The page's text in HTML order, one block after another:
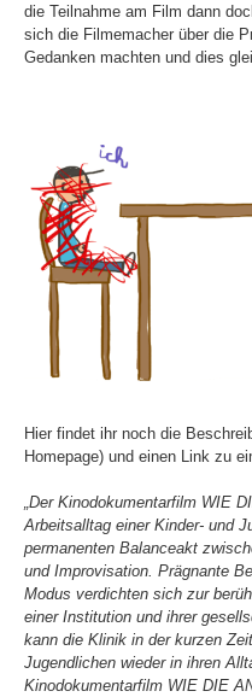
die Teilnahme am Film dann
sich die Filmemacher über die
Gedanken machten und dies
Hier findet ihr noch die
Homepage) und einen Link zu
„Der Kinodokumentarfilm WIE
Arbeitsalltag einer Kinder- und
permanenten Balanceakt
und Improvisation. Prägnante
Modus verdichten sich zur
einer Institution und ihrer
kann die Klinik in der kurzen
Jugendlichen wieder in ihren
Kinodokumentarfilm WIE DIE